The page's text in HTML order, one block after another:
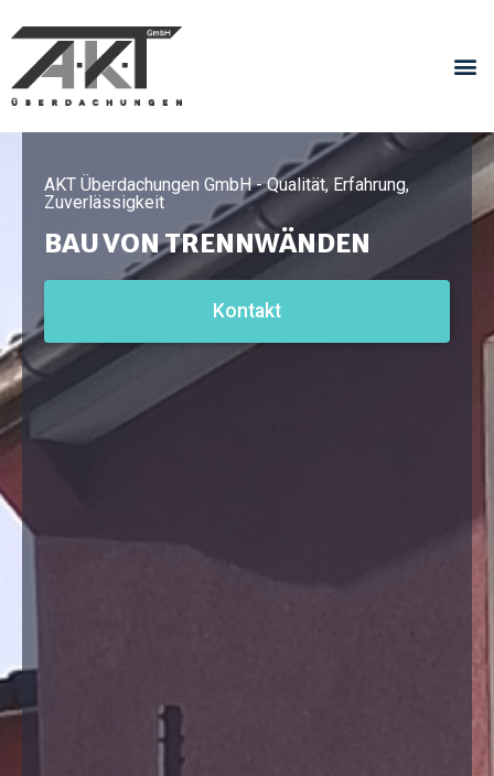
AKT Überdachungen GmbH - Qualität, Erfahrung,
Zuverlässigkeit
BAU VON TRENNWÄNDEN
Kontakt